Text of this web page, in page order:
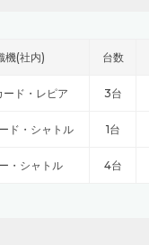
機(社内) 台数
ード・レピア 3台
ド・シャトル 1台
・シャトル 4台